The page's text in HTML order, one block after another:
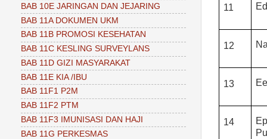
11
12
13
14
BAB 10E JARINGAN DAN JEJARING
BAB 11A DOKUMEN UKM
BAB 11B PROMOSI KESEHATAN
BAB 11C KESLING SURVEYLANS
BAB 11D GIZI MASYARAKAT
BAB 11E KIA /IBU
BAB 11F1 P2M
BAB 11F2 PTM
BAB 11F3 IMUNISASI DAN HAJI
BAB 11G PERKESMAS